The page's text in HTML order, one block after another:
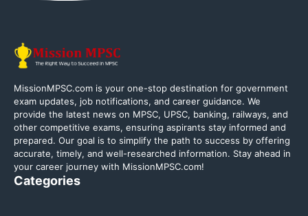
MissionMPSC.com is your one-stop destination for government
exam updates, job notifications, and career guidance. We
provide the latest news on MPSC, UPSC, banking, railways, and
other competitive exams, ensuring aspirants stay informed and
prepared. Our goal is to simplify the path to success by offering
accurate, timely, and well-researched information. Stay ahead in
your career journey with MissionMPSC.com!
Categories